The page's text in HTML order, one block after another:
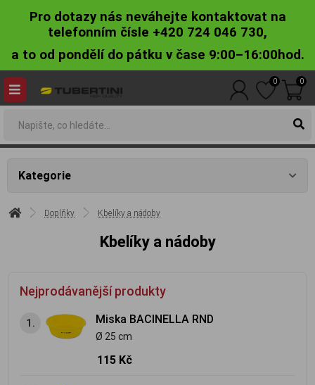
Pro dotazy nás neváhejte kontaktovat na
telefonním čísle +420 724 046 730,
a to od pondělí do pátku v čase 9:00–16:00hod.
0 0
Kategorie
Doplňky Kbelíky a nádoby
Kbelíky a nádoby
Nejprodávanější produkty
1. Miska BACINELLA RND
Ø 25 cm
115 Kč